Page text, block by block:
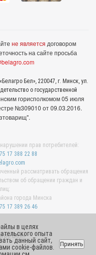
не является договором
на сайте просьба
Бел», 220047, г. Минск, ул.
о государственной
горисполкомом 05 июля
№309010 от 09.03.2016.
прав потребителей:
17 388 22 88
рассматривать обращения
об обращении граждан и
города Минска
17 389 26 46
Бел»
в целях
опыта
данный сайт,
cookie-файлов.
Принять